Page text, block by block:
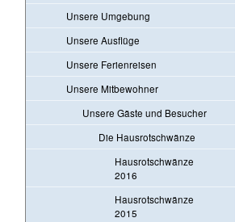
Unsere Umgebung
Unsere Ausflüge
Unsere Ferienreisen
Unsere Mitbewohner
Unsere Gäste und Besucher
Die Hausrotschwänze
Hausrotschwänze
2016
Hausrotschwänze
2015